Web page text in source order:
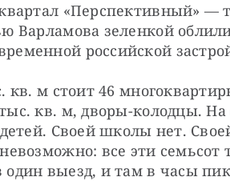
«Перспективный» —
Варламова зеленкой
российской
кв. м стоит 46
кв. м, дворы-колодцы. На
Своей школы нет.
все эти
выезд, и там в часы